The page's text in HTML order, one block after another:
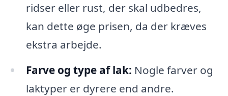
ridser eller rust, der skal udbedres,
kan dette øge prisen, da der kræves
ekstra arbejde.
Farve og type af lak: Nogle farver og
laktyper er dyrere end andre.